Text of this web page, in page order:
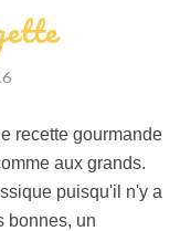
recette gourmande
aux grands.
puisqu'il n'y a
bonnes, un